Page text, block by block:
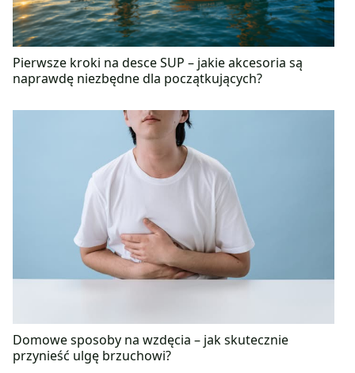
Pierwsze kroki na desce SUP – jakie akcesoria są
naprawdę niezbędne dla początkujących?
Domowe sposoby na wzdęcia – jak skutecznie
przynieść ulgę brzuchowi?